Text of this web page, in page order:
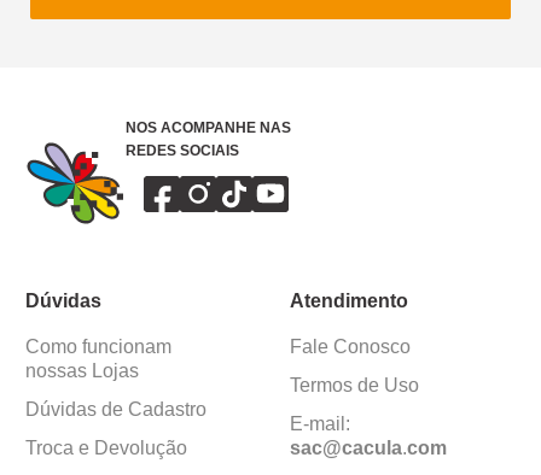
NOS ACOMPANHE NAS
REDES SOCIAIS
Dúvidas
Como funcionam
nossas Lojas
Dúvidas de Cadastro
Troca e Devolução
Atendimento
Fale Conosco
Termos de Uso
E-mail:
sac@cacula.com